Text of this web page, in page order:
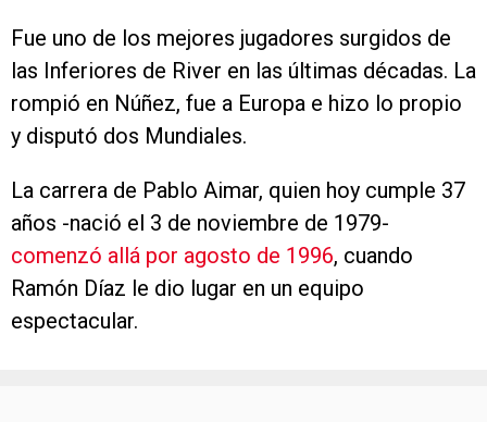
Fue uno de los mejores jugadores surgidos de
las Inferiores de River en las últimas décadas. La
rompió en Núñez, fue a Europa e hizo lo propio
y disputó dos Mundiales.
La carrera de Pablo Aimar, quien hoy cumple 37
años -nació el 3 de noviembre de 1979-
comenzó allá por agosto de 1996, cuando
Ramón Díaz le dio lugar en un equipo
espectacular.